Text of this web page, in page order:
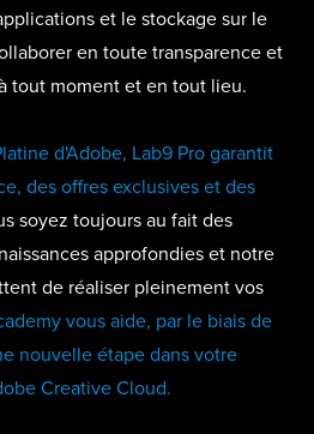
et le stockage sur le
en toute transparence et
tout moment et en tout lieu.
d'Adobe, Lab9 Pro garantit
des offres exclusives et des
soyez toujours au fait des
approfondies et notre
de réaliser pleinement vos
vous aide, par le biais de
nouvelle étape dans votre
Creative Cloud.